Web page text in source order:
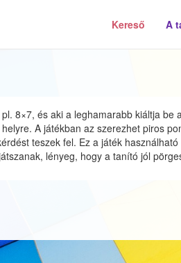
Kereső A
8×7, és aki a leghamarabb kiáltja be
A játékban az szerezhet piros
teszek fel. Ez a játék
lényeg, hogy a tanító jól